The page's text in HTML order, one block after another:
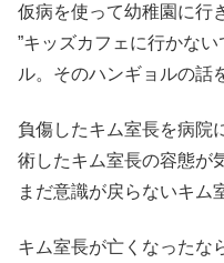
仮病を使って幼稚園に行
”キッズカフェに行かな
ル。そのハンギョルの話
負傷したキム室長を病院
術したキム室長の容態が
まだ意識が戻らないキム
キム室長が亡くなったな